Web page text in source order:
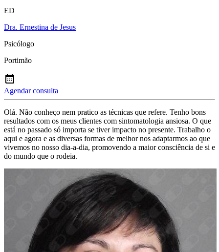
ED
Dra. Ernestina de Jesus
Psicólogo
Portimão
Agendar consulta
Olá. Não conheço nem pratico as técnicas que refere. Tenho bons
resultados com os meus clientes com sintomatologia ansiosa. O que
está no passado só importa se tiver impacto no presente. Trabalho o
aqui e agora e as diversas formas de melhor nos adaptarmos ao que
vivemos no nosso dia-a-dia, promovendo a maior consciência de si e
do mundo que o rodeia.